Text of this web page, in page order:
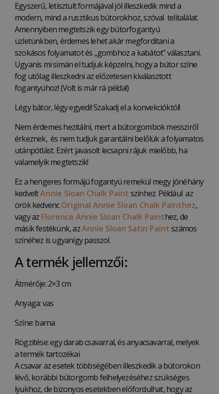
Egyszerű, letisztult formájával jól illeszkedik mind a
modern, mind a rusztikus bútorokhoz, szóval telitalálat.
Amennyiben megtetszik egy bútorfogantyú
üzletünkben, érdemes lehet akár megfordítani a
szokásos folyamatot és „gombhoz a kabátot” választani.
Ugyanis mi simán el tudjuk képzelni, hogy a bútor színe
fog utólag illeszkedni az előzetesen kiválasztott
fogantyúhoz! (Volt is már rá példa!)
Légy bátor, légy egyedi! Szakadj el a konvekcióktól!
Nem érdemes hezitálni, mert a bútorgombok messziről
érkeznek, és nem tudjuk garantálni belőlük a folyamatos
utánpótlást. Ezért javasolt lecsapni rájuk mielőbb, ha
valamelyik megtetszik!
Ez a hengeres formájú fogantyú remekül megy jónéhány
kedveltAnnie Sloan Chalk Paintszínhez. Például az
örök kedvencOriginal Annie Sloan Chalk Painthez,
vagy az Florence Annie Sloan Chalk Painthez, de
másik festékünk, azAnnie Sloan Satin Paintszámos
színéhez is ugyanígy passzol.
A termék jellemzői:
Átmérője: 2×3 cm
Anyaga: vas
Színe: barna
Rögzítése: egy darab csavarral, és anyacsavarral, melyek
a termék tartozékai
A csavar az esetek többségében illeszkedik a bútorokon
lévő, korábbi bútorgomb felhelyezéséhez szükséges
lyukhoz, de bizonyos esetekben előfordulhat, hogy az